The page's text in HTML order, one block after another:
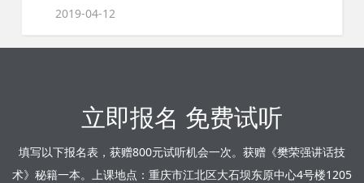
2019-04-12
立即报名 免费试听
填写以下报名表，获赠800元试听机会一次。获赠《樊荣强讲话技
术》秘籍一本。上课地点：重庆市江北区大石坝东原中心4号楼1205